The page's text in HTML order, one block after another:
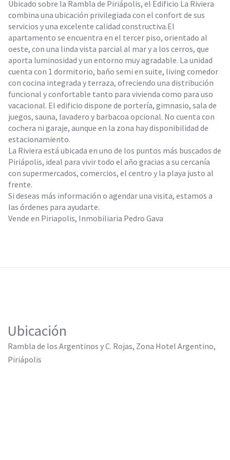
Ubicado sobre la Rambla de Piriápolis, el Edificio La Riviera
combina una ubicación privilegiada con el confort de sus
servicios y una excelente calidad constructiva.El
apartamento se encuentra en el tercer piso, orientado al
oeste, con una linda vista parcial al mar y a los cerros, que
aporta luminosidad y un entorno muy agradable. La unidad
cuenta con 1 dormitorio, baño semi en suite, living comedor
con cocina integrada y terraza, ofreciendo una distribución
funcional y confortable tanto para vivienda como para uso
vacacional. El edificio dispone de portería, gimnasio, sala de
juegos, sauna, lavadero y barbacoa opcional. No cuenta con
cochera ni garaje, aunque en la zona hay disponibilidad de
estacionamiento.
La Riviera está ubicada en uno de los puntos más buscados de
Piriápolis, ideal para vivir todo el año gracias a su cercanía
con supermercados, comercios, el centro y la playa justo al
frente.
Si deseas más información o agendar una visita, estamos a
las órdenes para ayudarte.
Vende en Piriapolis, Inmobiliaria Pedro Gava
Ubicación
Rambla de los Argentinos y C. Rojas, Zona Hotel Argentino,
Piriápolis